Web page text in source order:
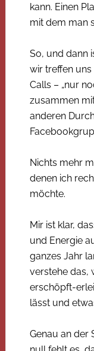
kann. Einen
mit dem man
So, und dann
wir treffen uns
Calls – „nur
zusammen
anderen
Nichts mehr
denen ich
möchte.
Mir ist klar,
und Energie
ganzes Jahr
verstehe das,
erschöpft-
lässt und
Genau an der